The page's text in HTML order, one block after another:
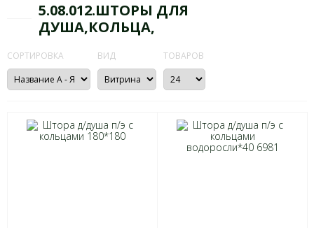
5.08.012.ШТОРЫ ДЛЯ
ДУША,КОЛЬЦА,
СОРТИРОВКА ВИД ТОВАРОВ